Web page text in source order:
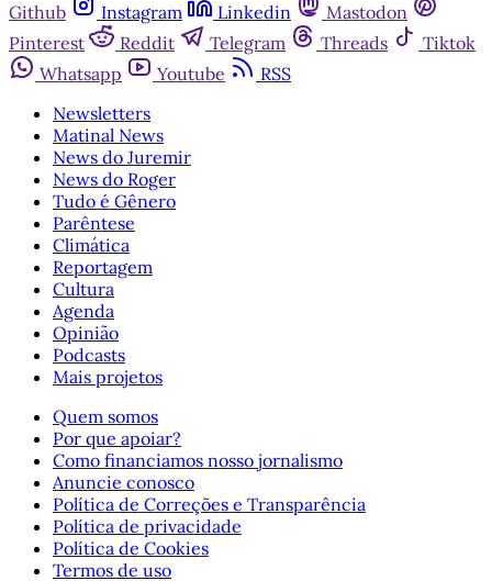
Github
Instagram Linkedin
Mastodon
Pinterest
Reddit Telegram Threads
Tiktok
Whatsapp
Youtube
RSS
Newsletters
Matinal News
News do Juremir
News do Roger
Tudo é Gênero
Parêntese
Climática
Reportagem
Cultura
Agenda
Opinião
Podcasts
Mais projetos
Quem somos
Por que apoiar?
Como financiamos nosso jornalismo
Anuncie conosco
Política de Correções e Transparência
Política de privacidade
Política de Cookies
Termos de uso